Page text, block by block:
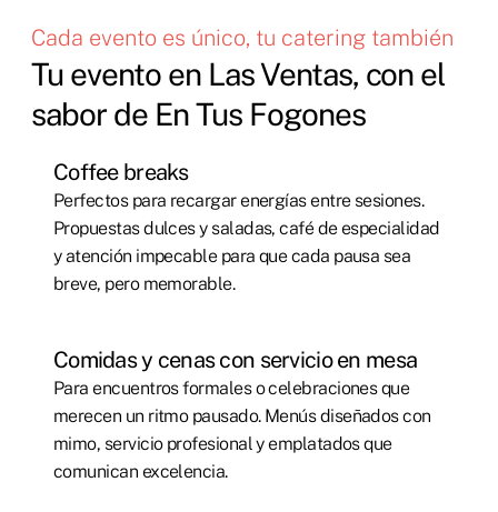
Cada evento es único, tu catering también
Tu evento en Las Ventas, con el
sabor de En Tus Fogones
Coffee breaks
Perfectos para recargar energías entre sesiones.
Propuestas dulces y saladas, café de especialidad
y atención impecable para que cada pausa sea
breve, pero memorable.
Comidas y cenas con servicio en mesa
Para encuentros formales o celebraciones que
merecen un ritmo pausado. Menús diseñados con
mimo, servicio profesional y emplatados que
comunican excelencia.